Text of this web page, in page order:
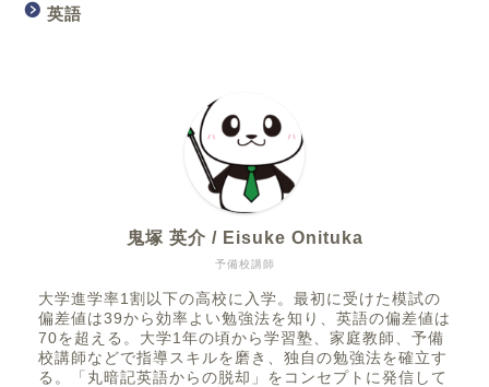
英語
予備校講師
鬼塚 英介 / Eisuke Onituka
大学進学率1割以下の高校に入学。最初に受けた模試の
偏差値は39から効率よい勉強法を知り、英語の偏差値は
70を超える。大学1年の頃から学習塾、家庭教師、予備
校講師などで指導スキルを磨き、独自の勉強法を確立す
る。「丸暗記英語からの脱却」をコンセプトに発信して